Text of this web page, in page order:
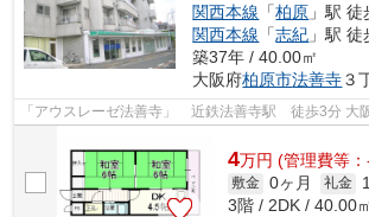
関西本線 「柏原 」駅
関西本線 「志紀 」駅
築37年 / 40.00㎡
大阪府柏原市法善寺３
「アウスレーゼ法善寺」 近鉄法善寺駅 徒歩3分 大
4万円 (管理費等
敷金 0ヶ月 礼金
3階 / 2DK / 40.00